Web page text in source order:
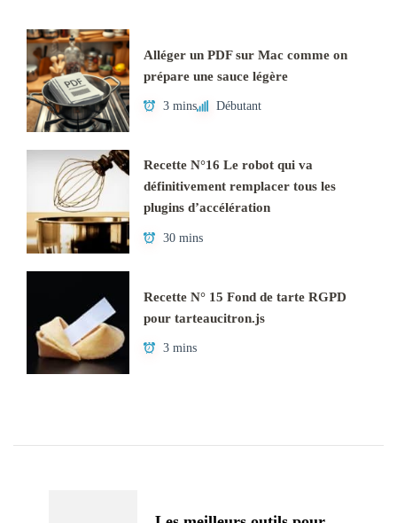
Alléger un PDF sur Mac comme on
prépare une sauce légère
3 mins Débutant
Recette N°16 Le robot qui va
définitivement remplacer tous les
plugins d’accélération
30 mins
Recette N° 15 Fond de tarte RGPD
pour tarteaucitron.js
3 mins